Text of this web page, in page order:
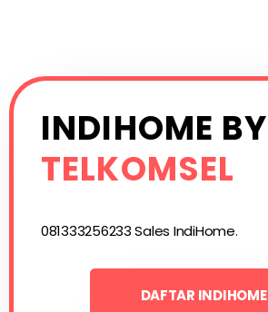
INDIHOME BY
TELKOMSEL
081333256233 Sales IndiHome.
DAFTAR INDIHOME